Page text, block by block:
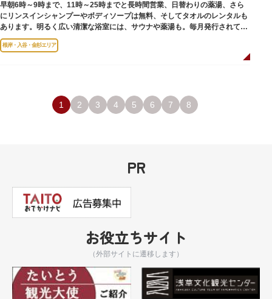
早朝6時～9時まで、11時～25時までと長時間営業、日替わりの薬湯、さら
にリンスインシャンプーやボディソープは無料、そしてタオルのレンタルも
あります。明るく広い清潔な浴室には、サウナや薬湯も。毎月発行されてい
る萩の湯だよりで薬湯の予定を確認すれば、お好みの薬湯を楽しめます。
また併設されたレストラン、食事処こもれびではおいしい食事だけでなく、
根岸・入谷・金杉エリア
1 2 3 4 5 6 7 8
PR
お役立ちサイト
（外部サイトに遷移します）